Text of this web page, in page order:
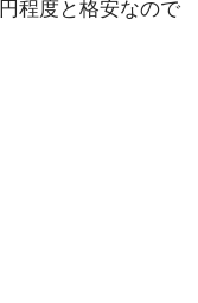
程度と格安なので